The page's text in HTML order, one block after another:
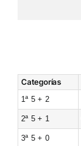
Categorías
1ª 5 + 2
2ª 5 + 1
3ª 5 + 0